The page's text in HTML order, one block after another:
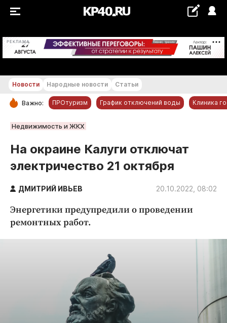
РЕКЛАМА +18...+19 °С
РУБРИКИ
Новости компаний
Статьи
Народные новости
Благоустройство
Недвижимость и ЖКХ
Образование
Общество
Новости Народные новости Статьи
Важно: ПРОтуризм График отключений воды Клиника
Недвижимость и ЖКХ
На окраине Калуги отключат
электричество 21 октября
ДМИТРИЙ ИВЬЕВ 20.10.2022, 08:02
Энергетики предупредили о проведении
ремонтных работ.